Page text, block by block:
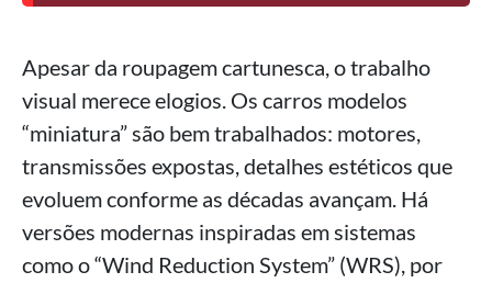
Apesar da roupagem cartunesca, o trabalho
visual merece elogios. Os carros modelos
“miniatura” são bem trabalhados: motores,
transmissões expostas, detalhes estéticos que
evoluem conforme as décadas avançam. Há
versões modernas inspiradas em sistemas
como o “Wind Reduction System” (WRS), por